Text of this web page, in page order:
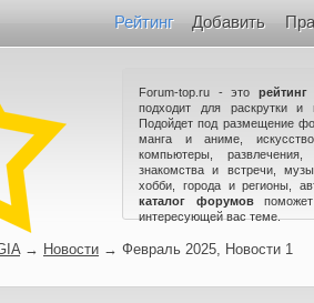
Рейтинг Добавить
Forum-top.ru - это
подходит для раскрутки и
Подойдет под размещение
манга и аниме,
компьютеры,
знакомства и встречи,
хобби, города и регионы,
каталог форумов
интересующей вас теме.
→ Новости → Февраль 2025, Новости 1